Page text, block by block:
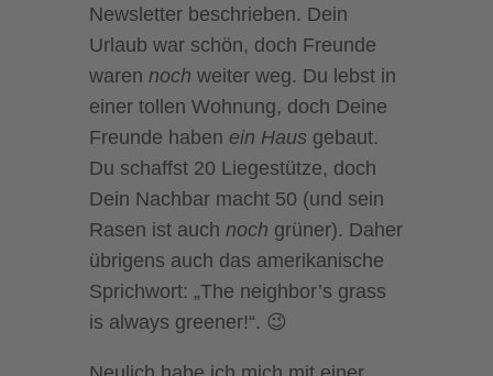
Newsletter beschrieben. Dein
Urlaub war schön, doch Freunde
waren noch weiter weg. Du lebst in
einer tollen Wohnung, doch Deine
Freunde haben ein Hausgebaut.
Du schaffst 20 Liegestütze, doch
Dein Nachbar macht 50 (und sein
Rasen ist auch noch grüner). Daher
übrigens auch das amerikanische
Sprichwort: „The neighbor’s grass
is always greener!“. 😉